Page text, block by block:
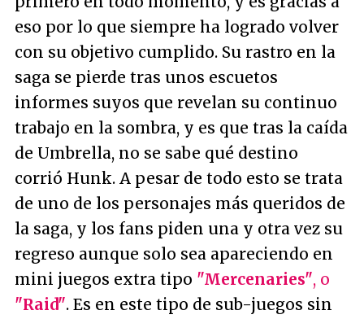
eso por lo que siempre ha logrado volver
con su objetivo cumplido. Su rastro en la
saga se pierde tras unos escuetos
informes suyos que revelan su continuo
trabajo en la sombra, y es que tras la caída
de Umbrella, no se sabe qué destino
corrió Hunk. A pesar de todo esto se trata
de uno de los personajes más queridos de
la saga, y los fans piden una y otra vez su
regreso aunque solo sea apareciendo en
mini juegos extra tipo "Mercenaries", o
"Raid". Es en este tipo de sub-juegos sin